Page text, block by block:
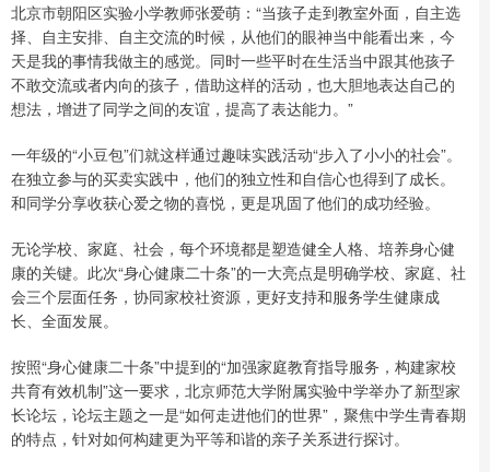
北京市朝阳区实验小学教师张爱萌：“当孩子走到教室外面，自主选
择、自主安排、自主交流的时候，从他们的眼神当中能看出来，今
天是我的事情我做主的感觉。同时一些平时在生活当中跟其他孩子
不敢交流或者内向的孩子，借助这样的活动，也大胆地表达自己的
想法，增进了同学之间的友谊，提高了表达能力。”
一年级的“小豆包”们就这样通过趣味实践活动“步入了小小的社会”。
在独立参与的买卖实践中，他们的独立性和自信心也得到了成长。
和同学分享收获心爱之物的喜悦，更是巩固了他们的成功经验。
无论学校、家庭、社会，每个环境都是塑造健全人格、培养身心健
康的关键。此次“身心健康二十条”的一大亮点是明确学校、家庭、社
会三个层面任务，协同家校社资源，更好支持和服务学生健康成
长、全面发展。
按照“身心健康二十条”中提到的“加强家庭教育指导服务，构建家校
共育有效机制”这一要求，北京师范大学附属实验中学举办了新型家
长论坛，论坛主题之一是“如何走进他们的世界”，聚焦中学生青春期
的特点，针对如何构建更为平等和谐的亲子关系进行探讨。